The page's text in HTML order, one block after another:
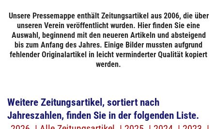
i
n
n
Unsere Pressemappe enthält Zeitungsartikel aus 2006, die über
unseren Verein veröffentlicht wurden. Hier finden Sie eine
Auswahl, beginnend mit den neueren Artikeln und absteigend
bis zum Anfang des Jahres. Einige Bilder mussten aufgrund
fehlender Originalartikel in leicht verminderter Qualität kopiert
werden.
Weitere Zeitungsartikel, sortiert nach
Jahreszahlen, finden Sie in der folgenden Liste.